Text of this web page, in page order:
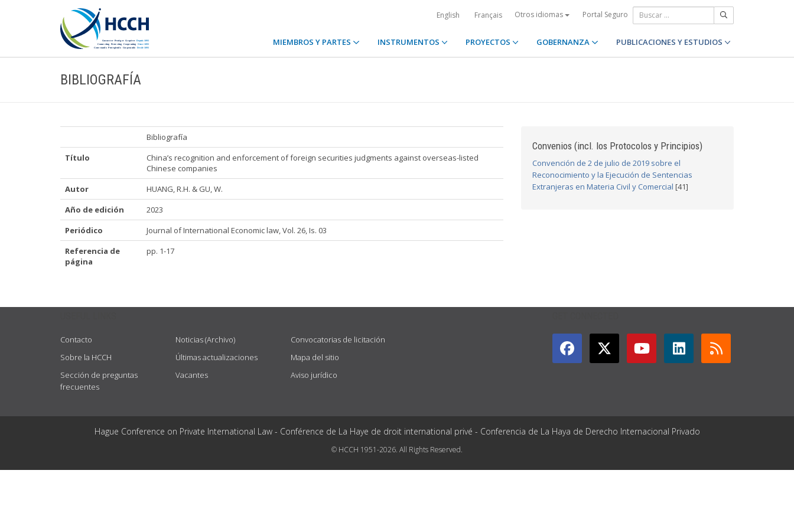
English Français Otros idiomas Portal Seguro
MIEMBROS Y PARTES INSTRUMENTOS PROYECTOS GOBERNANZA PUBLICACIONES Y ESTUDIOS
BIBLIOGRAFÍA
Bibliografía
Título
China’s recognition and enforcement of foreign securities judgments against overseas-listed
Chinese companies
Autor
HUANG, R.H. & GU, W.
Año de edición
2023
Periódico
Journal of International Economic law, Vol. 26, Is. 03
Referencia de
página
pp. 1-17
Convenios (incl. los Protocolos y Principios)
Convención de 2 de julio de 2019 sobre el
Reconocimiento y la Ejecución de Sentencias
Extranjeras en Materia Civil y Comercial [41]
Contacto
Sobre la HCCH
Sección de preguntas
frecuentes
Noticias (Archivo)
Últimas actualizaciones
Vacantes
Convocatorias de licitación
Mapa del sitio
Aviso jurídico
Hague Conference on Private International Law - Conférence de La Haye de droit international privé - Conferencia de La Haya de Derecho Internacional Privado
© HCCH 1951-2026. All Rights Reserved.